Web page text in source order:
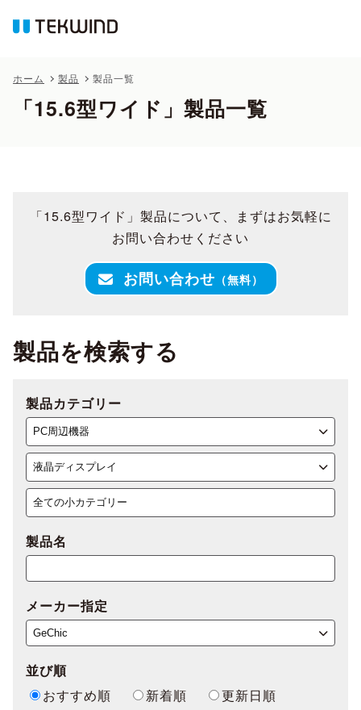
ホーム 製品 製品一覧
「15.6型ワイド」製品一覧
「15.6型ワイド」製品について、まずはお気軽に
お問い合わせください
お問い合わせ （無料）
製品を検索する
製品カテゴリー
製品名
メーカー指定
並び順
おすすめ順
新着順
更新日順